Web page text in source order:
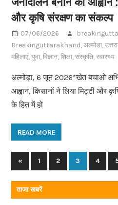
और कृषि संरक्षण का संकल्प
07/06/2026
Breakinguttarakhand,अल्मोडा,
महिलाएं,युवा,विज्ञान,शिक्षा,संस्कृति,स्वास्थ्य
अल्मोड़ा, 6 जून 2026*खेत बचाओ
आह्वान, किसानों ने लिया मिट्टी और
के हित में हो
READ MORE
Posts
navigation
« Previous
Posts
1 2 3 4
ताजा खबरें